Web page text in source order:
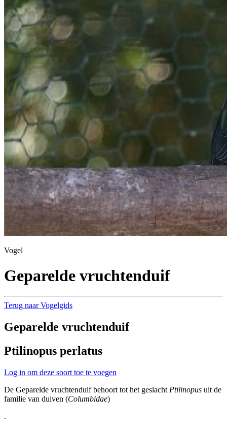
Vogel
Geparelde vruchtenduif
Terug naar Vogelgids
Geparelde vruchtenduif
Ptilinopus perlatus
Log in om deze soort toe te voegen
De Geparelde vruchtenduif behoort tot het geslacht Ptilinopus uit de
familie van duiven (Columbidae)
.